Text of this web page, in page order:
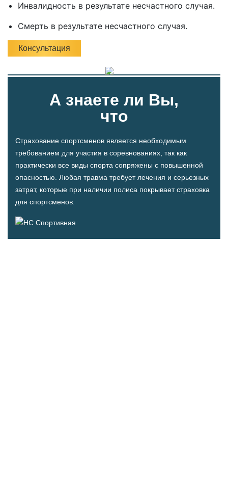
Инвалидность в результате несчастного случая.
Смерть в результате несчастного случая.
Консультация
А знаете ли Вы,
что
Страхование спортсменов является необходимым
требованием для участия в соревнованиях, так как
практически все виды спорта сопряжены с повышенной
опасностью. Любая травма требует лечения и серьезных
затрат, которые при наличии полиса покрывает страховка
для спортсменов.